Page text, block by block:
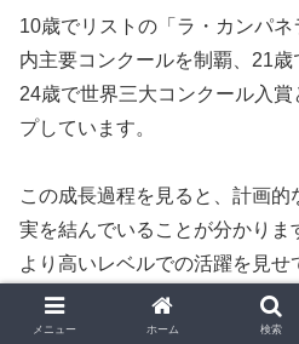
10歳でリストの「ラ・カンパ
内主要コンクールを制覇、21歳
24歳で世界三大コンクール入
プしています。
この成長過程を見ると、計画
実を結んでいることが分かりま
より高いレベルでの活躍を見せ
メニュー ホーム 検索